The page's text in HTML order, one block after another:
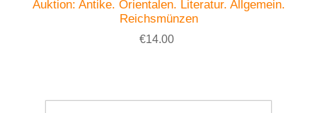
Auktion: Antike. Orientalen. Literatur. Allgemein.
Reichsmünzen
€14.00